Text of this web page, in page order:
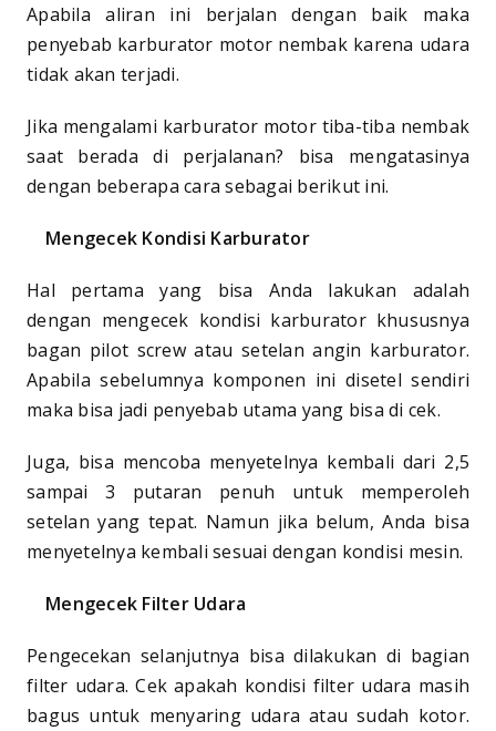
Apabila aliran ini berjalan dengan baik maka
penyebab karburator motor nembak karena udara
tidak akan terjadi.
Jika mengalami karburator motor tiba-tiba nembak
saat berada di perjalanan? bisa mengatasinya
dengan beberapa cara sebagai berikut ini.
Mengecek Kondisi Karburator
Hal pertama yang bisa Anda lakukan adalah
dengan mengecek kondisi karburator khususnya
bagan pilot screw atau setelan angin karburator.
Apabila sebelumnya komponen ini disetel sendiri
maka bisa jadi penyebab utama yang bisa di cek.
Juga, bisa mencoba menyetelnya kembali dari 2,5
sampai 3 putaran penuh untuk memperoleh
setelan yang tepat. Namun jika belum, Anda bisa
menyetelnya kembali sesuai dengan kondisi mesin.
Mengecek Filter Udara
Pengecekan selanjutnya bisa dilakukan di bagian
filter udara. Cek apakah kondisi filter udara masih
bagus untuk menyaring udara atau sudah kotor.